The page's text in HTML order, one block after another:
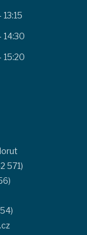
13:15
14:30
15:20
571)